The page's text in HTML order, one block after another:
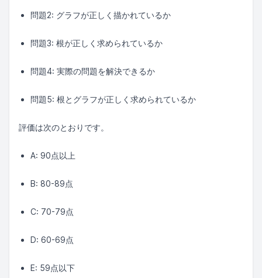
問題2: グラフが正しく描かれているか
問題3: 根が正しく求められているか
問題4: 実際の問題を解決できるか
問題5: 根とグラフが正しく求められているか
評価は次のとおりです。
A: 90点以上
B: 80-89点
C: 70-79点
D: 60-69点
E: 59点以下